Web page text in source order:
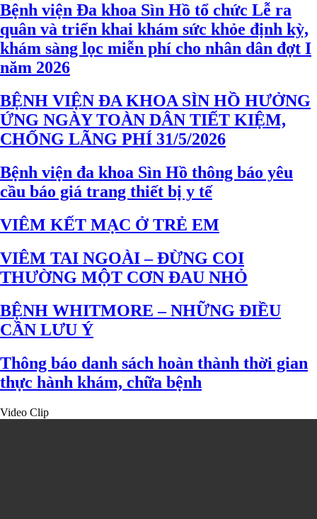
Bệnh viện Đa khoa Sìn Hồ tổ chức Lễ ra
quân và triển khai khám sức khỏe định kỳ,
khám sàng lọc miễn phí cho nhân dân đợt I
năm 2026
BỆNH VIỆN ĐA KHOA SÌN HỒ HƯỞNG
ỨNG NGÀY TOÀN DÂN TIẾT KIỆM,
CHỐNG LÃNG PHÍ 31/5/2026
Bệnh viện đa khoa Sìn Hồ thông báo yêu
cầu báo giá trang thiết bị y tế
VIÊM KẾT MẠC Ở TRẺ EM
VIÊM TAI NGOÀI – ĐỪNG COI
THƯỜNG MỘT CƠN ĐAU NHỎ
BỆNH WHITMORE – NHỮNG ĐIỀU
CẦN LƯU Ý
Thông báo danh sách hoàn thành thời gian
thực hành khám, chữa bệnh
Video Clip